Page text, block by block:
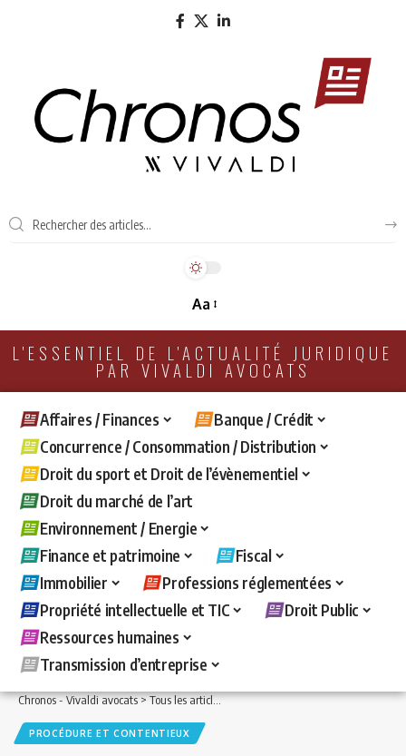
Aa
L'ESSENTIEL DE L'ACTUALITÉ JURIDIQUE
PAR VIVALDI AVOCATS
Affaires / Finances
Banque / Crédit
Concurrence / Consommation / Distribution
Droit du sport et Droit de l’évènementiel
Droit du marché de l’art
Environnement / Energie
Finance et patrimoine
Fiscal
Immobilier
Professions réglementées
Propriété intellectuelle et TIC
Droit Public
Ressources humaines
Transmission d’entreprise
Chronos - Vivaldi avocats>Tous les articles >Fiscal>Procédure et contentieux>
PROCÉDURE ET CONTENTIEUX